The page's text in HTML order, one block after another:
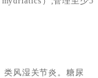
类风湿关节炎。糖尿